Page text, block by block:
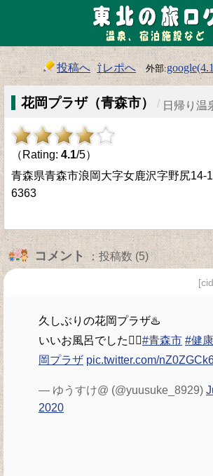
投稿へ ⇧レポへ
花岡プラザ（青森市） / 日帰り温
（Rating: 4.1/5）
青森県青森市浪岡大字女鹿沢字野尻14-
6363
コメント：投稿数 (5)
久しぶりの花岡プラザ♨️
いいお風呂でした🙆‍♂️#青森市 #健
岡プラザ pic.twitter.com/
— ゆうすけ@ (@yuusuke_8929)
2020